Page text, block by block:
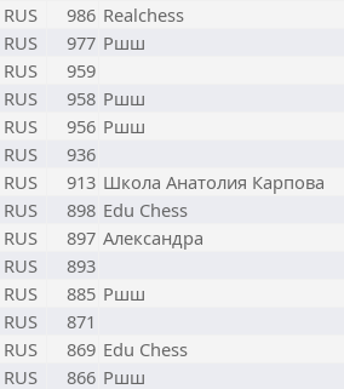
RUS 986 Realchess
RUS 977 Ршш
RUS
959
RUS 958 Ршш
RUS 956 Ршш
RUS
936
RUS 913 Школа Анатолия Карпова
RUS 898 Edu Chess
RUS 897 Александра
RUS
893
RUS 885 Ршш
RUS
871
RUS 869 Edu Chess
RUS 866 Ршш